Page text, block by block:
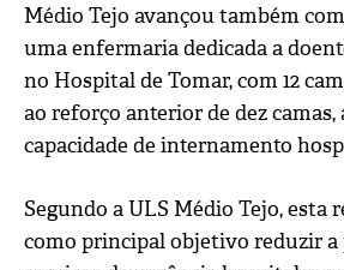
Médio Tejo avançou também
uma enfermaria dedicada a
no Hospital de Tomar, com 12
ao reforço anterior de dez
capacidade de internamento
Segundo a ULS Médio Tejo, esta
como principal objetivo reduzir a